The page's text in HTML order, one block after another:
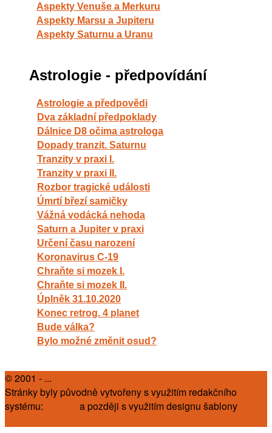
Aspekty Venuše a Merkuru
Aspekty Marsu a Jupiteru
Aspekty Saturnu a Uranu
Astrologie - předpovídání
Astrologie a předpovědi
Dva základní předpoklady
Dálnice D8 očima astrologa
Dopady tranzit. Saturnu
Tranzity v praxi I.
Tranzity v praxi II.
Rozbor tragické události
Úmrtí březí samičky
Vážná vodácká nehoda
Saturn a Jupiter v praxi
Určení času narození
Koronavirus C-19
Chraňte si mozek I.
Chraňte si mozek II.
Úplněk 31.10.2020
Konec retrog. 4 planet
Bude válka?
Bylo možné změnit osud?
© 2001 - ...
Stránky byly původně vytvořeny s využitím redakčního
systému:
a později s využitím designu šablony